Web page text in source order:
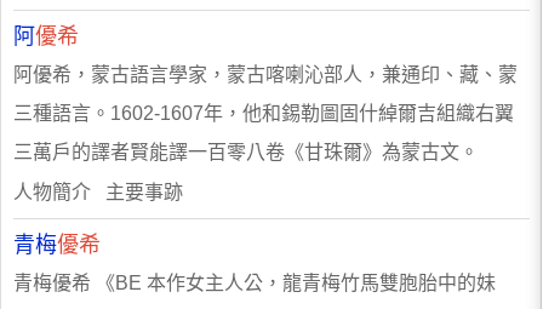
阿 優希
阿優希，蒙古語言學家，蒙古喀喇沁部人，兼通印、藏、蒙
三種語言。1602-1607年，他和錫勒圖固什綽爾吉組織右翼
三萬戶的譯者賢能譯一百零八卷《甘珠爾》為蒙古文。
人物簡介 主要事跡
青梅優希
青梅優希 《BE 本作女主人公，龍青梅竹馬雙胞胎中的妹